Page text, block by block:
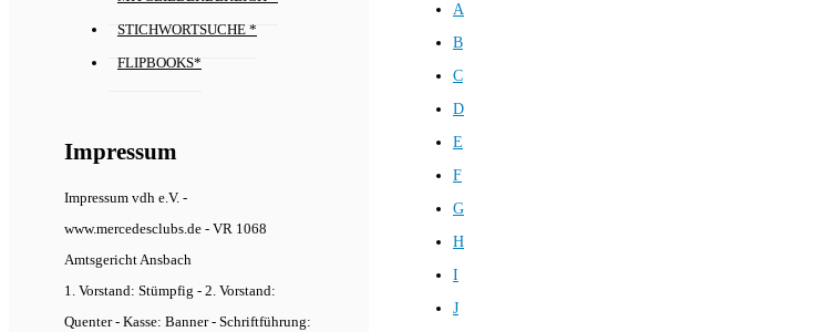
STICHWORTSUCHE *
FLIPBOOKS*
Impressum
Impressum vdh e.V. -
www.mercedesclubs.de - VR 1068
Amtsgericht Ansbach
1. Vorstand: Stümpfig - 2. Vorstand:
Quenter - Kasse: Banner - Schriftführung:
A
B
C
D
E
F
G
H
I
J